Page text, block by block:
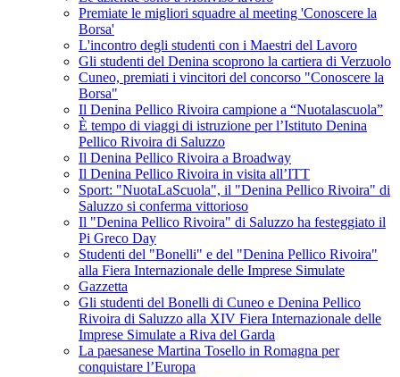
Premiate le migliori squadre al meeting 'Conoscere la
Borsa'
L'incontro degli studenti con i Maestri del Lavoro
Gli studenti del Denina scoprono la cartiera di Verzuolo
Cuneo, premiati i vincitori del concorso "Conoscere la
Borsa"
Il Denina Pellico Rivoira campione a “Nuotalascuola”
È tempo di viaggi di istruzione per l’Istituto Denina
Pellico Rivoira di Saluzzo
Il Denina Pellico Rivoira a Broadway
Il Denina Pellico Rivoira in visita all’ITT
Sport: "NuotaLaScuola", il "Denina Pellico Rivoira" di
Saluzzo si conferma vittorioso
Il "Denina Pellico Rivoira" di Saluzzo ha festeggiato il
Pi Greco Day
Studenti del "Bonelli" e del "Denina Pellico Rivoira"
alla Fiera Internazionale delle Imprese Simulate
Gazzetta
Gli studenti del Bonelli di Cuneo e Denina Pellico
Rivoira di Saluzzo alla XIV Fiera Internazionale delle
Imprese Simulate a Riva del Garda
La paesanese Martina Tosello in Romagna per
conquistare l’Europa